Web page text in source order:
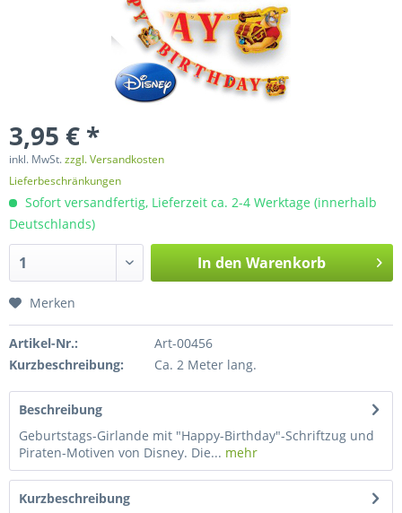
3,95 € *
inkl. MwSt.zzgl. Versandkosten
Lieferbeschränkungen
Sofort versandfertig, Lieferzeit ca. 2-4 Werktage (innerhalb
Deutschlands)
In den Warenkorb
Merken
Artikel-Nr.:
Art-00456
Kurzbeschreibung:
Ca. 2 Meter lang.
Beschreibung
Geburtstags-Girlande mit "Happy-Birthday"-Schriftzug und
Piraten-Motiven von Disney. Die... mehr
Kurzbeschreibung